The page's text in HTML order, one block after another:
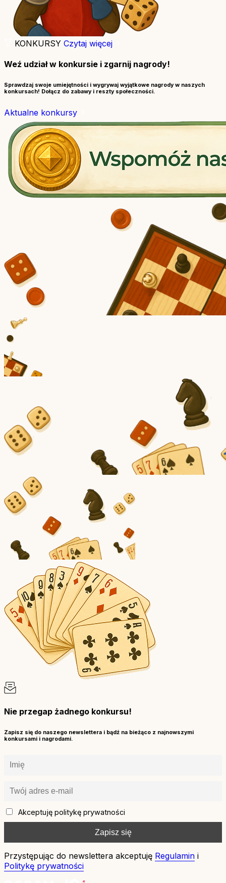
KONKURSY Czytaj więcej
Weź udział w konkursie i zgarnij nagrody!
Sprawdzaj swoje umiejętności i wygrywaj wyjątkowe nagrody w naszych
konkursach! Dołącz do zabawy i reszty społeczności.
Aktualne konkursy
Nie przegap żadnego konkursu!
Zapisz się do naszego newslettera i bądź na bieżąco z najnowszymi
konkursami i nagrodami.
Akceptuję politykę prywatności
Przystępując do newslettera akceptuję Regulamin i
Politykę prywatności